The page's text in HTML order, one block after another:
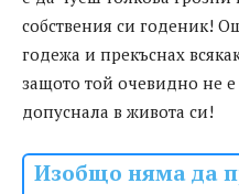
собствения си годеник!
годежа и прекъснах
защото той очевидно не
допуснала в живота си!
Изобщо няма да